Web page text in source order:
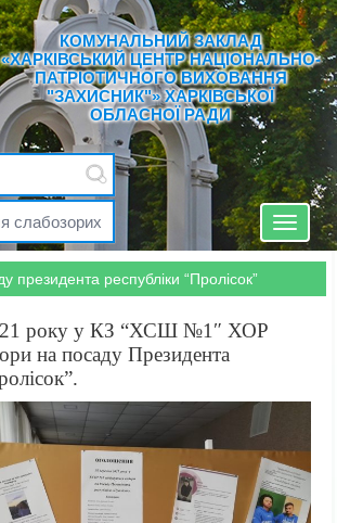
КОМУНАЛЬНИЙ ЗАКЛАД
«ХАРКІВСЬКИЙ ЦЕНТР НАЦІОНАЛЬНО-
ПАТРІОТИЧНОГО ВИХОВАННЯ
"ЗАХИСНИК"» ХАРКІВСЬКОЇ
ОБЛАСНОЇ РАДИ
слабозорих
Toggle
президента республіки “Пролісок”
року у КЗ “ХСШ №1″ ХОР
на посаду Президента